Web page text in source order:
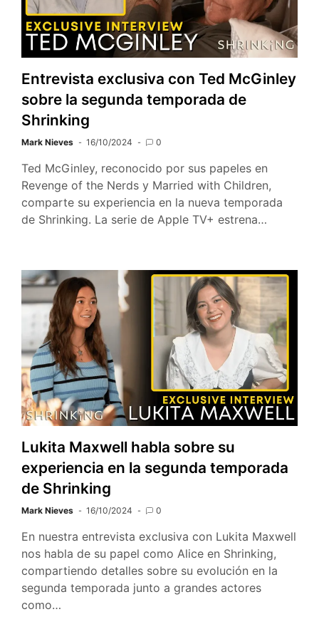
Entrevista exclusiva con Ted McGinley
sobre la segunda temporada de
Shrinking
Mark Nieves 16/10/2024 0
Ted McGinley, reconocido por sus papeles en
Revenge of the Nerds y Married with Children,
comparte su experiencia en la nueva temporada
de Shrinking. La serie de Apple TV+ estrena…
Lukita Maxwell habla sobre su
experiencia en la segunda temporada
de Shrinking
Mark Nieves 16/10/2024 0
En nuestra entrevista exclusiva con Lukita Maxwell
nos habla de su papel como Alice en Shrinking,
compartiendo detalles sobre su evolución en la
segunda temporada junto a grandes actores
como…